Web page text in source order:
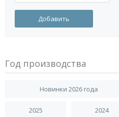
Год производства
Новинки 2026 года
2025 2024